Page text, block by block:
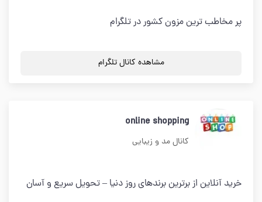
پر مخاطب ترين مزون كشور در تلگرام
مشاهده کانال تلگرام
online shopping
کانال مد و زیبایی
خرید آنلاین از برترین برندهای روز دنیا – تحویل سریع و آسان